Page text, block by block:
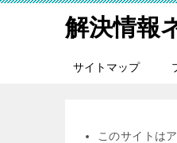
解決情報
サイトマップ
このサイトは